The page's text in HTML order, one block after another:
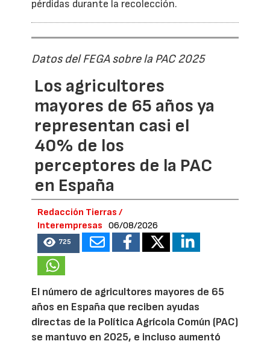
pérdidas durante la recolección.
Datos del FEGA sobre la PAC 2025
Los agricultores
mayores de 65 años ya
representan casi el
40% de los
perceptores de la PAC
en España
Redacción Tierras /
Interempresas
06/08/2026
725
El número de agricultores mayores de 65
años en España que reciben ayudas
directas de la Política Agrícola Común (PAC)
se mantuvo en 2025, e incluso aumentó